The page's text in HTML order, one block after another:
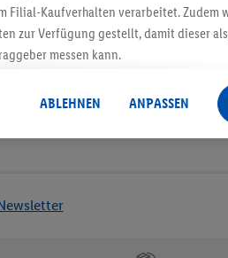
Filial-Kaufverhalten verarbeitet. Zudem
zur Verfügung gestellt, damit dieser als
messen kann.
Daten (z.B. über Ihre Nutzung der Lidl-
- z.B. Alter oder Geschlecht -
Lidl-Dienste hinweg einschließlich dem
von Angeboten sowie zur
ABLEHNEN ANPASSEN